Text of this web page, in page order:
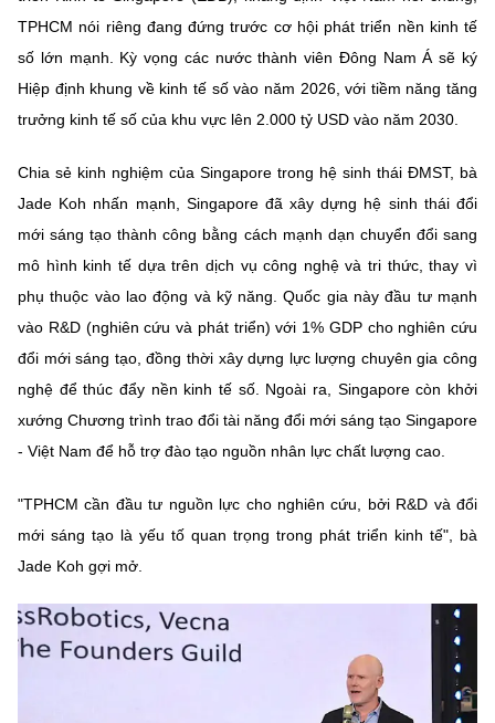
TPHCM nói riêng đang đứng trước cơ hội phát triển nền kinh tế
số lớn mạnh. Kỳ vọng các nước thành viên Đông Nam Á sẽ ký
Hiệp định khung về kinh tế số vào năm 2026, với tiềm năng tăng
trưởng kinh tế số của khu vực lên 2.000 tỷ USD vào năm 2030.
Chia sẻ kinh nghiệm của Singapore trong hệ sinh thái ĐMST, bà
Jade Koh nhấn mạnh, Singapore đã xây dựng hệ sinh thái đổi
mới sáng tạo thành công bằng cách mạnh dạn chuyển đổi sang
mô hình kinh tế dựa trên dịch vụ công nghệ và tri thức, thay vì
phụ thuộc vào lao động và kỹ năng. Quốc gia này đầu tư mạnh
vào R&D (nghiên cứu và phát triển) với 1% GDP cho nghiên cứu
đổi mới sáng tạo, đồng thời xây dựng lực lượng chuyên gia công
nghệ để thúc đẩy nền kinh tế số. Ngoài ra, Singapore còn khởi
xướng Chương trình trao đổi tài năng đổi mới sáng tạo Singapore
- Việt Nam để hỗ trợ đào tạo nguồn nhân lực chất lượng cao.
"TPHCM cần đầu tư nguồn lực cho nghiên cứu, bởi R&D và đổi
mới sáng tạo là yếu tố quan trọng trong phát triển kinh tế", bà
Jade Koh gợi mở.